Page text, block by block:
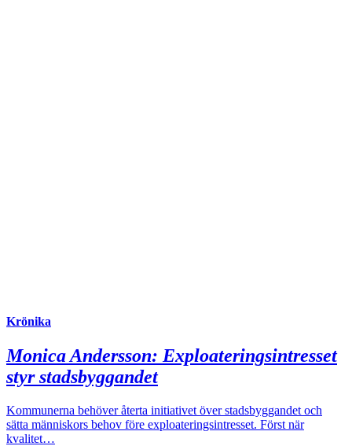
Krönika
Monica Andersson: Exploateringsintresset
styr stadsbyggandet
Kommunerna behöver återta initiativet över stadsbyggandet och
sätta människors behov före exploateringsintresset. Först när
kvalitet…